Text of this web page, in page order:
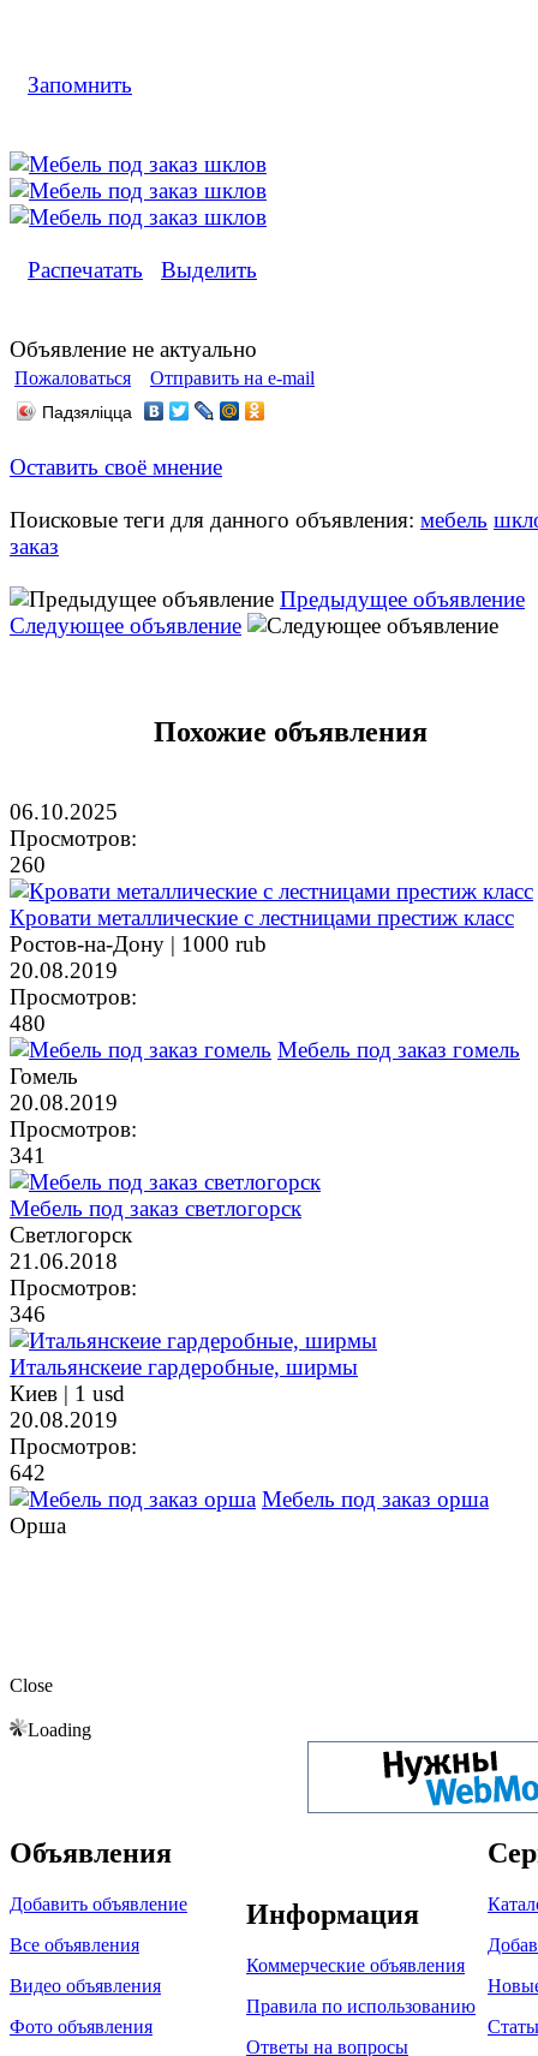
Запомнить
Распечатать Выделить
Объявление не актуально
Пожаловаться Отправить на e-mail
Падзяліцца
Оставить своё мнение
Поисковые теги для данного объявления: мебель
заказ
Предыдущее объявление
Следующее объявление
Похожие объявления
06.10.2025
Просмотров:
260
Кровати металлические с лестницами престиж класс
Ростов-на-Дону | 1000 rub
20.08.2019
Просмотров:
480
Мебель под заказ гомель
Гомель
20.08.2019
Просмотров:
341
Мебель под заказ светлогорск
Светлогорск
21.06.2018
Просмотров:
346
Итальянскеие гардеробные, ширмы
Киев | 1 usd
20.08.2019
Просмотров:
642
Мебель под заказ орша
Орша
Close
Loading
Объявления
Добавить объявление
Все объявления
Видео объявления
Фото объявления
Информация
Коммерческие объявления
Правила по использованию
Ответы на вопросы